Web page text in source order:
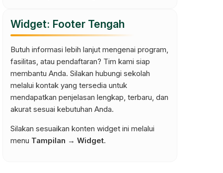
Widget: Footer Tengah
Butuh informasi lebih lanjut mengenai program,
fasilitas, atau pendaftaran? Tim kami siap
membantu Anda. Silakan hubungi sekolah
melalui kontak yang tersedia untuk
mendapatkan penjelasan lengkap, terbaru, dan
akurat sesuai kebutuhan Anda.
Silakan sesuaikan konten widget ini melalui
menu Tampilan → Widget.